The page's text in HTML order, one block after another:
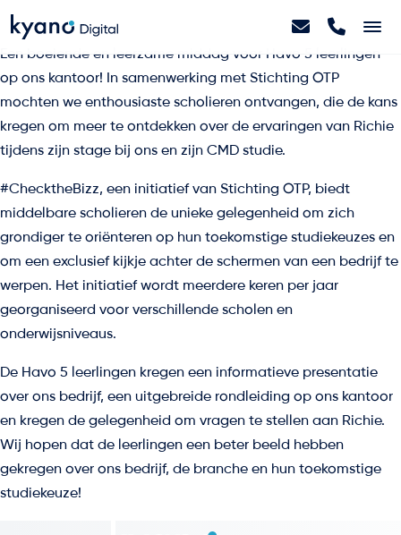
Home
Projecten
Diensten
Artikelen
Over ons
Contact
Een boeiende en leerzame middag voor Havo 5 leerlingen
op ons kantoor! In samenwerking met Stichting OTP
mochten we enthousiaste scholieren ontvangen, die de kans
kregen om meer te ontdekken over de ervaringen van Richie
tijdens zijn stage bij ons en zijn CMD studie.
#ChecktheBizz, een initiatief van Stichting OTP, biedt
middelbare scholieren de unieke gelegenheid om zich
grondiger te oriënteren op hun toekomstige studiekeuzes en
om een exclusief kijkje achter de schermen van een bedrijf te
werpen. Het initiatief wordt meerdere keren per jaar
georganiseerd voor verschillende scholen en
onderwijsniveaus.
De Havo 5 leerlingen kregen een informatieve presentatie
over ons bedrijf, een uitgebreide rondleiding op ons kantoor
en kregen de gelegenheid om vragen te stellen aan Richie.
Wij hopen dat de leerlingen een beter beeld hebben
gekregen over ons bedrijf, de branche en hun toekomstige
studiekeuze!